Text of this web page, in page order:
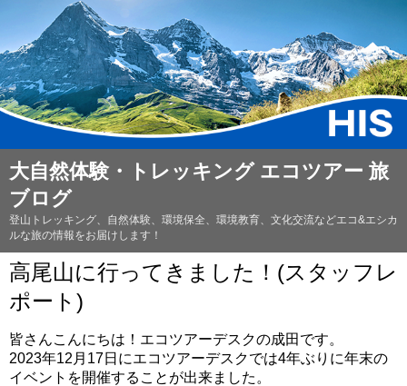
大自然体験・トレッキング エコツアー 旅
ブログ
登山トレッキング、自然体験、環境保全、環境教育、文化交流などエコ&エシカ
ルな旅の情報をお届けします！
高尾山に行ってきました！(スタッフレ
ポート)
皆さんこんにちは！エコツアーデスクの成田です。
2023年12月17日にエコツアーデスクでは4年ぶりに年末の
イベントを開催することが出来ました。